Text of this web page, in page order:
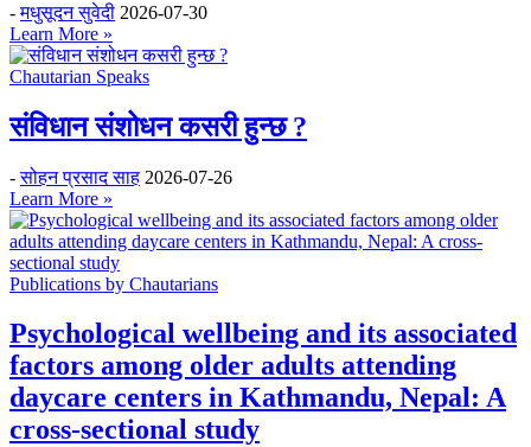
-मधुसूदन सुवेदी 2026-07-30
Learn More »
Chautarian Speaks
संविधान संशोधन कसरी हुन्छ ?
-सोहन प्रसाद साह 2026-07-26
Learn More »
Publications by Chautarians
Psychological wellbeing and its associated
factors among older adults attending
daycare centers in Kathmandu, Nepal: A
cross-sectional study